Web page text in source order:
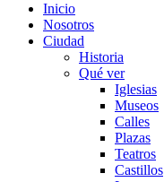
Inicio
Nosotros
Ciudad
Historia
Qué ver
Iglesias
Museos
Calles
Plazas
Teatros
Castillos